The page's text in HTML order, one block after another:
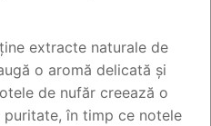
extracte naturale de
o aromă delicată și
de nufăr creează o
în timp ce notele